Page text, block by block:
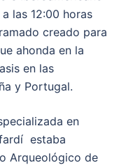
las 12:00 horas
creado para
ahonda en la
en las
y Portugal.
en
estaba
Arqueológico de